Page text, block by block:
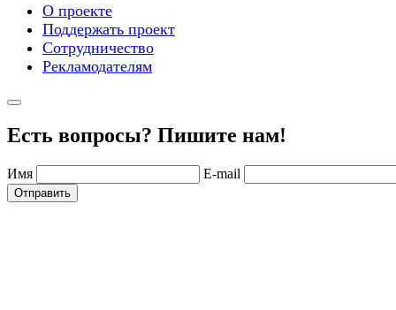
О проекте
Поддержать проект
Сотрудничество
Рекламодателям
Есть вопросы? Пишите нам!
Имя E-mail